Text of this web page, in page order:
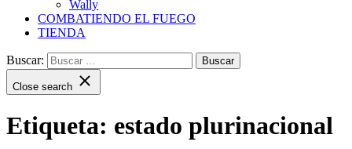
Wally
COMBATIENDO EL FUEGO
TIENDA
Buscar:
Close search
Etiqueta: estado plurinacional